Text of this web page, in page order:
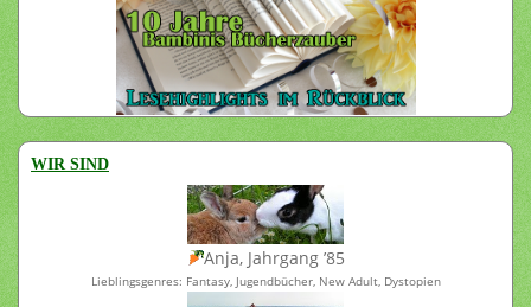
WIR SIND
Anja, Jahrgang ’85
Lieblingsgenres: Fantasy, Jugendbücher, New Adult, Dystopien